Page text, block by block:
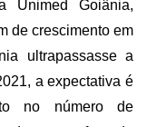
Unimed Goiânia,
de crescimento em
ultrapassasse a
, aexpectativa é
no número de